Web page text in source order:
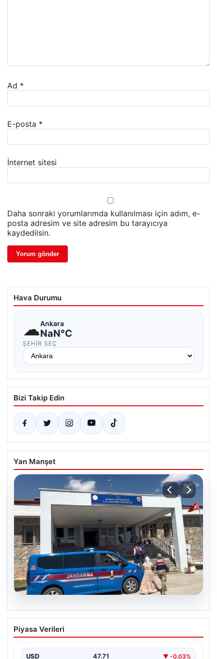
Ad *
E-posta *
İnternet sitesi
Daha sonraki yorumlarımda kullanılması için adım, e-
posta adresim ve site adresim bu tarayıcıya
kaydedilsin.
Hava Durumu
☁Ankara
NaN°C
ŞEHIR SEÇ
Bizi Takip Edin
Yan Manşet
08.08.2026
Başka Bir Gözle: Damlanur’un
Ölümündeki Gerçekler Gün Yüzüne
Piyasa Verileri
USD 47.71 ▼ -0.03%